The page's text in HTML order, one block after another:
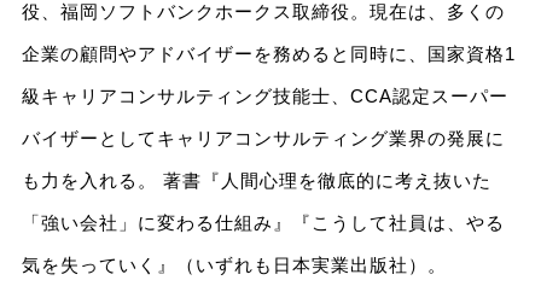
役、福岡ソフトバンクホークス取締役。現在は、多くの
企業の顧問やアドバイザーを務めると同時に、国家資格1
級キャリアコンサルティング技能士、CCA認定スーパー
バイザーとしてキャリアコンサルティング業界の発展に
も力を入れる。 著書『人間心理を徹底的に考え抜いた
「強い会社」に変わる仕組み』『こうして社員は、やる
気を失っていく』（いずれも日本実業出版社）。